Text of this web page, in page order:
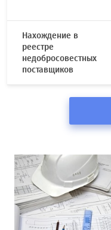
Нахождение в
реестре
недобросовестных
поставщиков